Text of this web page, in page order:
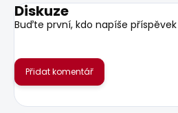
Diskuze
Buďte první, kdo napíše
Přidat komentář